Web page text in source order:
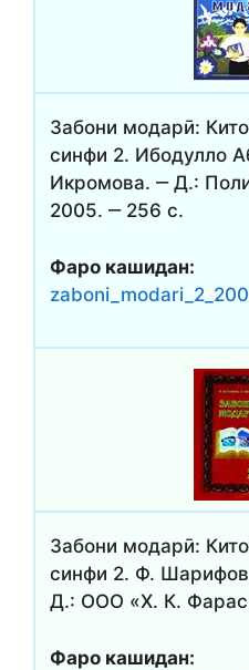
Забони модарӣ:
синфи 2. Ибодулло
Икромова. ‒ Д.:
2005. ‒ 256 с.
Фаро кашидан:
Забони модарӣ:
синфи 2. Ф.
Д.: ООО «Х. К.
Фаро кашидан: